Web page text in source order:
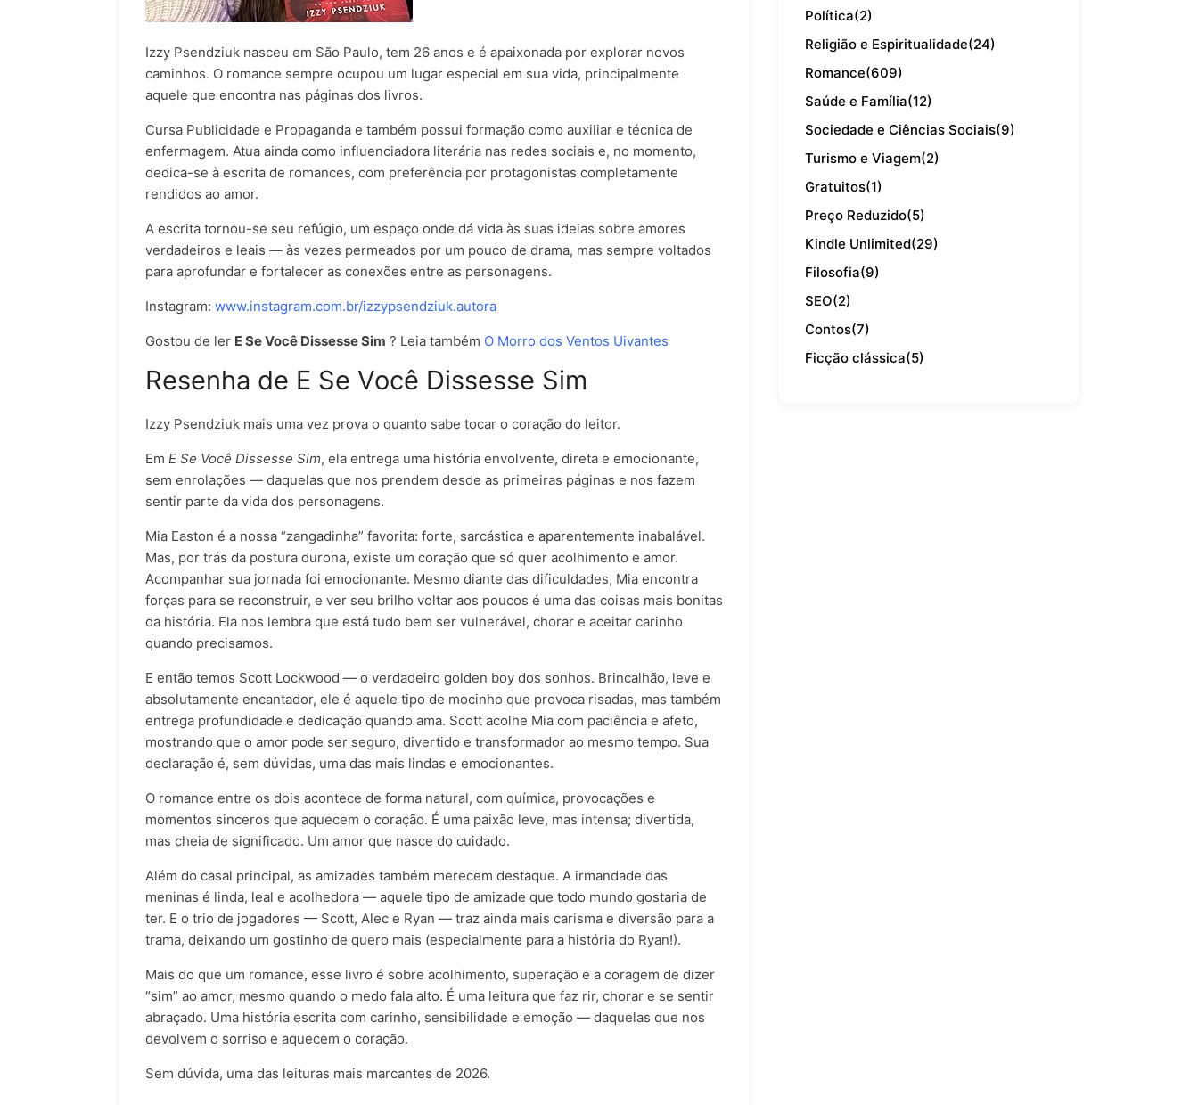
Izzy Psendziuk nasceu em São Paulo, tem 26 anos e é apaixonada por explorar novos
caminhos. O romance sempre ocupou um lugar especial em sua vida, principalmente
aquele que encontra nas páginas dos livros.
Cursa Publicidade e Propaganda e também possui formação como auxiliar e técnica de
enfermagem. Atua ainda como influenciadora literária nas redes sociais e, no momento,
dedica-se à escrita de romances, com preferência por protagonistas completamente
rendidos ao amor.
A escrita tornou-se seu refúgio, um espaço onde dá vida às suas ideias sobre amores
verdadeiros e leais — às vezes permeados por um pouco de drama, mas sempre voltados
para aprofundar e fortalecer as conexões entre as personagens.
Instagram: www.instagram.com.br/izzypsendziuk.autora
Gostou de ler E Se Você Dissesse Sim ? Leia também O Morro dos Ventos Uivantes
Resenha de E Se Você Dissesse Sim
Izzy Psendziuk mais uma vez prova o quanto sabe tocar o coração do leitor.
Em E Se Você Dissesse Sim, ela entrega uma história envolvente, direta e emocionante,
sem enrolações — daquelas que nos prendem desde as primeiras páginas e nos fazem
sentir parte da vida dos personagens.
Mia Easton é a nossa “zangadinha” favorita: forte, sarcástica e aparentemente inabalável.
Mas, por trás da postura durona, existe um coração que só quer acolhimento e amor.
Acompanhar sua jornada foi emocionante. Mesmo diante das dificuldades, Mia encontra
forças para se reconstruir, e ver seu brilho voltar aos poucos é uma das coisas mais bonitas
da história. Ela nos lembra que está tudo bem ser vulnerável, chorar e aceitar carinho
quando precisamos.
E então temos Scott Lockwood — o verdadeiro golden boy dos sonhos. Brincalhão, leve e
absolutamente encantador, ele é aquele tipo de mocinho que provoca risadas, mas também
entrega profundidade e dedicação quando ama. Scott acolhe Mia com paciência e afeto,
mostrando que o amor pode ser seguro, divertido e transformador ao mesmo tempo. Sua
declaração é, sem dúvidas, uma das mais lindas e emocionantes.
O romance entre os dois acontece de forma natural, com química, provocações e
momentos sinceros que aquecem o coração. É uma paixão leve, mas intensa; divertida,
mas cheia de significado. Um amor que nasce do cuidado.
Além do casal principal, as amizades também merecem destaque. A irmandade das
meninas é linda, leal e acolhedora — aquele tipo de amizade que todo mundo gostaria de
ter. E o trio de jogadores — Scott, Alec e Ryan — traz ainda mais carisma e diversão para a
trama, deixando um gostinho de quero mais (especialmente para a história do Ryan!).
Mais do que um romance, esse livro é sobre acolhimento, superação e a coragem de dizer
“sim” ao amor, mesmo quando o medo fala alto. É uma leitura que faz rir, chorar e se sentir
abraçado. Uma história escrita com carinho, sensibilidade e emoção — daquelas que nos
devolvem o sorriso e aquecem o coração.
Sem dúvida, uma das leituras mais marcantes de 2026.
Política(2)
Religião e Espiritualidade(24)
Romance(609)
Saúde e Família(12)
Sociedade e Ciências Sociais(9)
Turismo e Viagem(2)
Gratuitos(1)
Preço Reduzido(5)
Kindle Unlimited(29)
Filosofia(9)
SEO(2)
Contos(7)
Ficção clássica(5)